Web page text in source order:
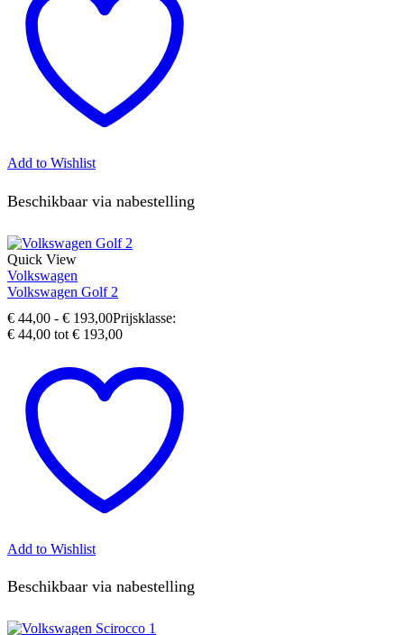
Add to Wishlist
Beschikbaar via nabestelling
Quick View
Volkswagen
Volkswagen Golf 2
€ 44,00 - € 193,00Prijsklasse:
€ 44,00 tot € 193,00
Add to Wishlist
Beschikbaar via nabestelling